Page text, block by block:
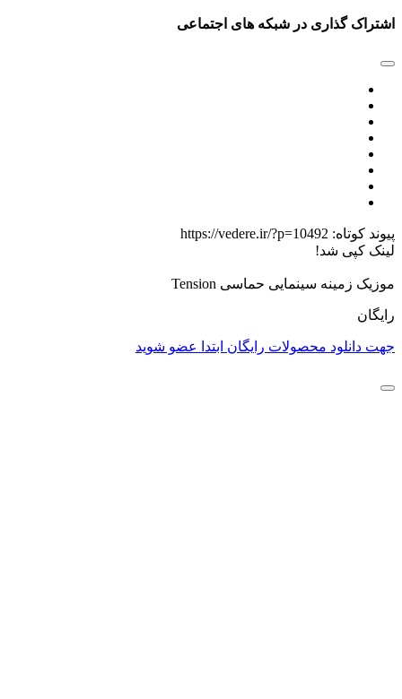
اشتراک گذاری در شبکه های اجتماعی
پیوند کوتاه: https://vedere.ir/?p=10492
لینک کپی شد!
موزیک زمینه سینمایی حماسی Tension
رایگان
جهت دانلود محصولات رایگان ابتدا عضو شوید